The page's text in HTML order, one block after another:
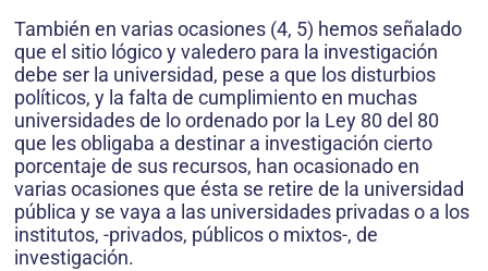
También en varias ocasiones (4, 5) hemos señalado
que el sitio lógico y valedero para la investigación
debe ser la universidad, pese a que los disturbios
políticos, y la falta de cumplimiento en muchas
universidades de lo ordenado por la Ley 80 del 80
que les obligaba a destinar a investigación cierto
porcentaje de sus recursos, han ocasionado en
varias ocasiones que ésta se retire de la universidad
pública y se vaya a las universidades privadas o a los
institutos, -privados, públicos o mixtos-, de
investigación.